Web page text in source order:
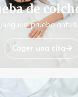
de
prueba antes
Coger una cita